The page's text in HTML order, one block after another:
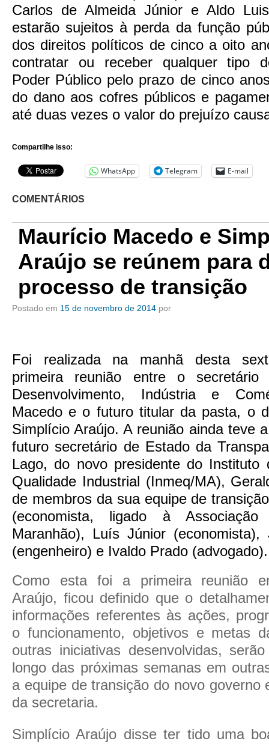
Carlos de Almeida Júnior e Aldo
estarão sujeitos à perda da função
dos direitos políticos de cinco a oito
contratar ou receber qualquer tipo
Poder Público pelo prazo de cinco
do dano aos cofres públicos e
até duas vezes o valor do prejuízo
Compartilhe isso:
WhatsApp Telegram E-mail
COMENTÁRIOS
Maurício Macedo e
Araújo se reúnem para
processo de transição
Postado em 15 de novembro de 2014 por
Foi realizada na manhã desta
primeira reunião entre o
Desenvolvimento, Indústria e
Macedo e o futuro titular da pasta, o
Simplício Araújo. A reunião ainda teve
futuro secretário de Estado da
Lago, do novo presidente do Instituto
Qualidade Industrial (Inmeq/MA),
de membros da sua equipe de
(economista, ligado à
Maranhão), Luís Júnior (economista),
(engenheiro) e Ivaldo Prado (advogado).
Como esta foi a primeira reunião
Araújo, ficou definido que o
informações referentes às ações,
o funcionamento, objetivos e metas
outras iniciativas desenvolvidas,
longo das próximas semanas em
a equipe de transição do novo governo
da secretaria.
Simplício Araújo disse ter tido uma